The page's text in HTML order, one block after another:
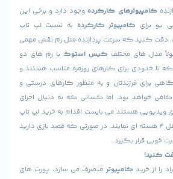
کارکردهوجود دارد و برخی این
کارکردهبه نسبت لپ تاپ
پردازنده مثل رم نقش مهمی
کیس استوک با رم های دو
کارهای روزمره مناسب هستند و
و به منظور کارهای درستی و
اما کسانی که به دنبال اجرای
می بایست اقدام به خرید لپ تاپ
حداقل 4 هسته ای نمایند. در صورتی که قصد بازی دارید
منصرف می سازد، پورت های